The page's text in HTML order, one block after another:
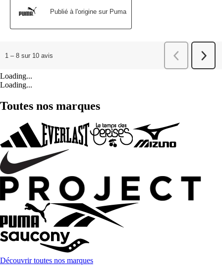
Loading...
Loading...
Toutes nos marques
Découvrir toutes nos marques